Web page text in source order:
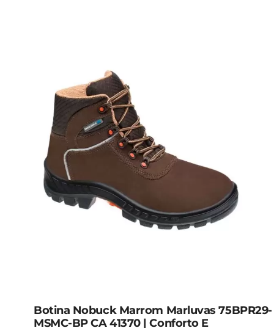
Botina Nobuck Marrom Marluvas 75BPR29-
MSMC-BP CA 41370 | Conforto E